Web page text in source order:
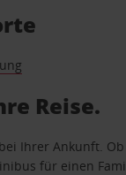
Reise.
Ihrer Ankunft.
für einen